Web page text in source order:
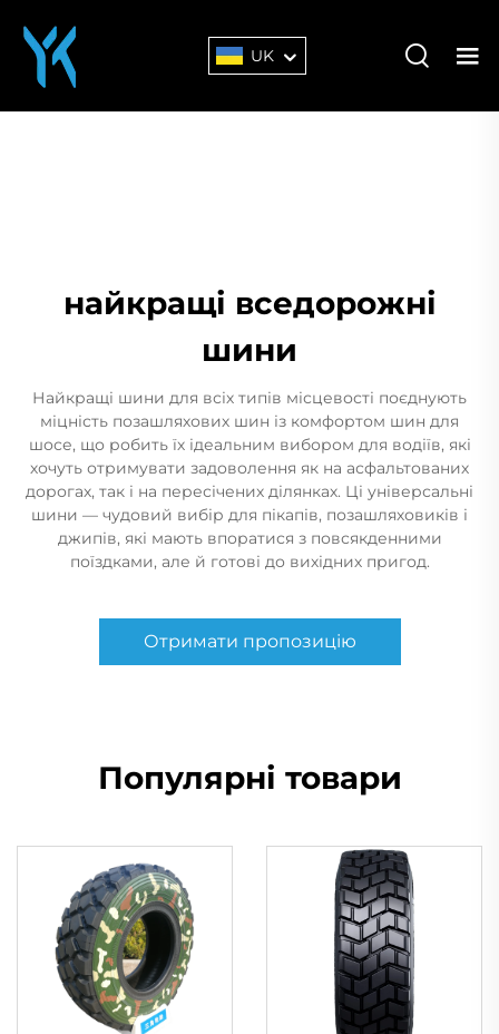
UK
найкращі вседорожні
шини
Найкращі шини для всіх типів місцевості поєднують
міцність позашляхових шин із комфортом шин для
шосе, що робить їх ідеальним вибором для водіїв, які
хочуть отримувати задоволення як на асфальтованих
дорогах, так і на пересічених ділянках. Ці універсальні
шини — чудовий вибір для пікапів, позашляховиків і
джипів, які мають впоратися з повсякденними
поїздками, але й готові до вихідних пригод.
Отримати пропозицію
Популярні товари